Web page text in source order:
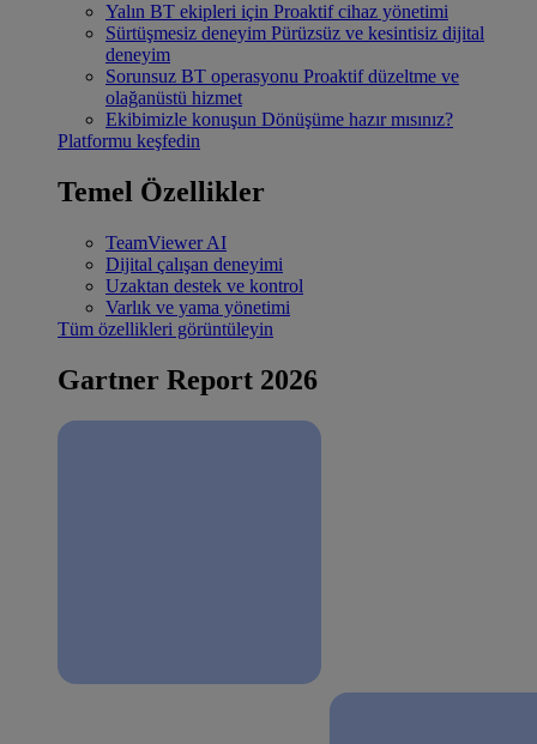
Yalın BT ekipleri için Proaktif cihaz yönetimi
Sürtüşmesiz deneyim Pürüzsüz ve kesintisiz dijital
deneyim
Sorunsuz BT operasyonu Proaktif düzeltme ve
olağanüstü hizmet
Ekibimizle konuşun Dönüşüme hazır mısınız?
Platformu keşfedin
Temel Özellikler
TeamViewer AI
Dijital çalışan deneyimi
Uzaktan destek ve kontrol
Varlık ve yama yönetimi
Tüm özellikleri görüntüleyin
Gartner Report 2026